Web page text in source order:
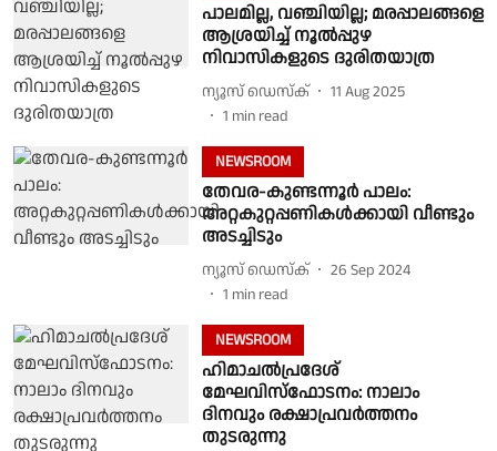
പാലമില്ല, വഞ്ചിയില്ല; മരപ്പാലങ്ങളെ
ആശ്രയിച്ച് നൂൽപ്പുഴ
നിവാസികളുടെ ദുരിതയാത്ര
ന്യൂസ് ഡെസ്ക്
11 Aug 2025
1 min read
NEWSROOM
തേവര-കുണ്ടന്നൂർ പാലം:
അറ്റകുറ്റപ്പണികൾക്കായി വീണ്ടും
അടച്ചിടും
ന്യൂസ് ഡെസ്ക്
26 Sep 2024
1 min read
NEWSROOM
ഹിമാചൽപ്രദേശ്
മേഘവിസ്‌ഫോടനം: നാലാം
ദിനവും രക്ഷാപ്രവർത്തനം
തുടരുന്നു